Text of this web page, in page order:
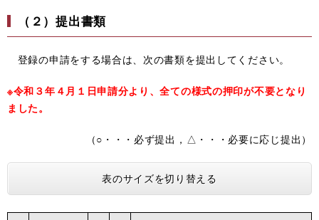
（２）提出書類
登録の申請をする場合は、次の書類を提出してください。
※令和３年４月１日申請分より、全ての様式の押印が不要となり
ました。
（○・・・必ず提出，△・・・必要に応じ提出）
表のサイズを切り替える